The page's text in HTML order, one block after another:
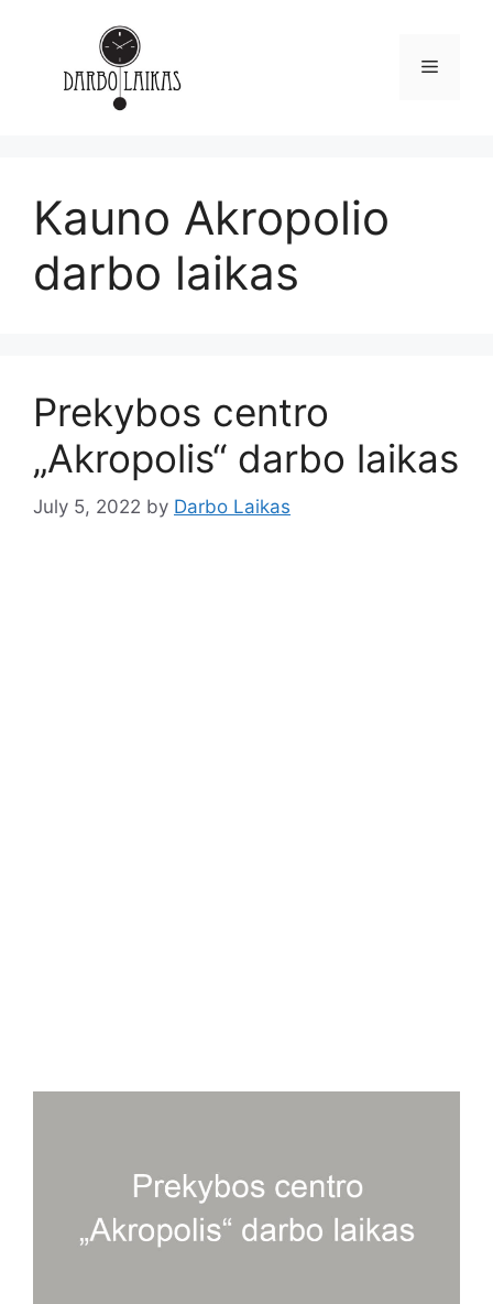
Kauno Akropolio
darbo laikas
Prekybos centro
„Akropolis“ darbo laikas
July 5, 2022 by Darbo Laikas